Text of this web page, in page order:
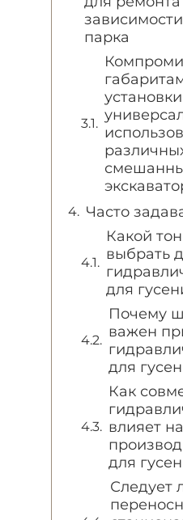
парка
Часто
Какой
выбрать
для
Почему
важен
для
Как
влияет на
для
Следует